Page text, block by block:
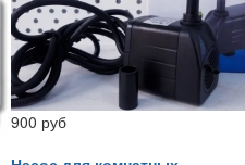
900 руб